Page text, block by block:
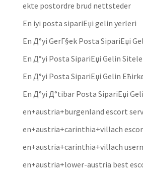
ekte postordre brud nettsteder
En iyi posta sipariЕџi gelin yerleri
En Д°yi GerГ§ek Posta SipariЕџi
En Д°yi Posta SipariЕџi Gelin
En Д°yi Posta SipariЕџi Gelin
En Д°yi Д°tibar Posta SipariЕџi
en+austria+burgenland escort
en+austria+carinthia+villach
en+austria+carinthia+villach
en+austria+lower-austria best